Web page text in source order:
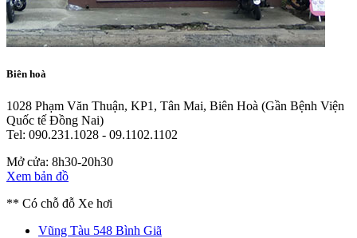
Biên hoà
1028 Phạm Văn Thuận, KP1, Tân Mai, Biên Hoà (Gần Bệnh Viện
Quốc tế Đồng Nai)
Tel: 090.231.1028 - 09.1102.1102
Mở cửa: 8h30-20h30
Xem bản đồ
** Có chỗ đỗ Xe hơi
Vũng Tàu 548 Bình Giã